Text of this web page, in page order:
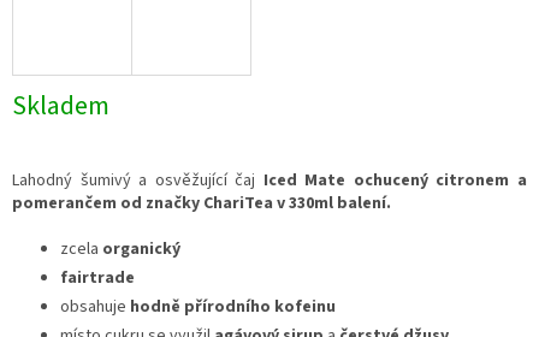
Skladem
Lahodný šumivý a osvěžující čaj Iced Mate ochucený citronem a
pomerančem od značky ChariTea v 330ml balení.
zcela organický
fairtrade
obsahuje hodně přírodního kofeinu